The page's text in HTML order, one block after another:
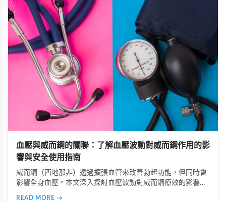
血壓與威而鋼的關聯：了解血壓波動對威而鋼作用的影
響與安全使用指南
威而鋼（西地那非）透過擴張血管來改善勃起功能，但同時會
影響全身血壓。本文深入探討血壓波動對威而鋼療效的影響，
READ MORE →